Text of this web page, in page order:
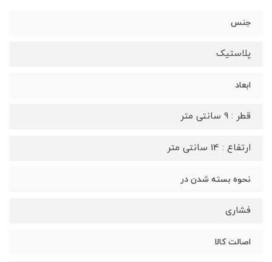
جنس
پلاستیک
ابعاد
قطر : 9 سانتی متر
ارتفاع : 14 سانتی متر
نحوه بسته شدن در
فشاری
اصالت کالا